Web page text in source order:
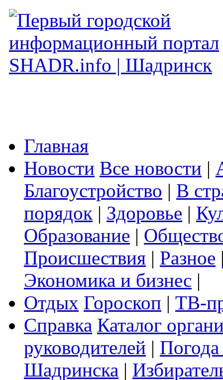
Главная
Новости Все новости |
Благоустройство | В
порядок | Здоровье |
Образование |
Происшествия | Разное
Экономика и бизнес |
Отдых Гороскоп | ТВ-
Справка Каталог
руководителей |
Шадринска |